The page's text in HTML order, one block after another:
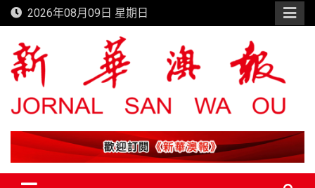
Skip
to
content
2026年08月09日 星期日
新華澳報